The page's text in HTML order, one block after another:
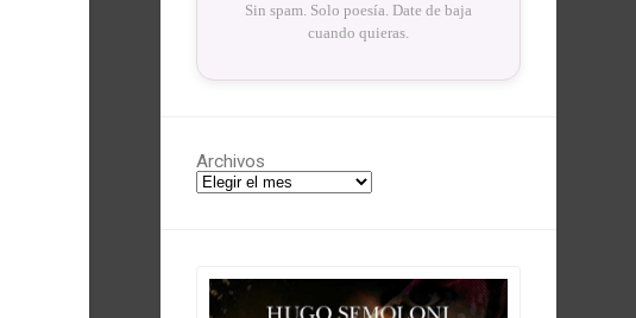
Sin spam. Solo poesía. Date de baja
cuando quieras.
Archivos